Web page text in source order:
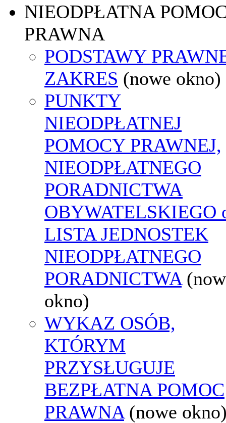
NIEODPŁATNA
PRAWNA
PODSTAWY
ZAKRES (nowe okno)
PUNKTY
NIEODPŁATNEJ
POMOCY PRAWNEJ,
NIEODPŁATNEGO
PORADNICTWA
OBYWATELSKIEGO
LISTA JEDNOSTEK
NIEODPŁATNEGO
PORADNICTWA
okno)
WYKAZ OSÓB,
KTÓRYM
PRZYSŁUGUJE
BEZPŁATNA POMOC
PRAWNA (nowe